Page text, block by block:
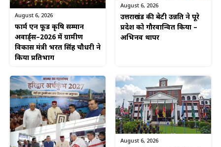
August 6, 2026
फार्म एन फूड कृषि सम्मान
अवार्ड्स–2026 में ग्रामीण
विकास मंत्री भरत सिंह चौधरी ने
किया प्रतिभाग
August 6, 2026
उत्तराखंड की बेटी उन्नति ने पूरे
प्रदेश को गौरवान्वित किया –
अभिनव थापर
August 6, 2026